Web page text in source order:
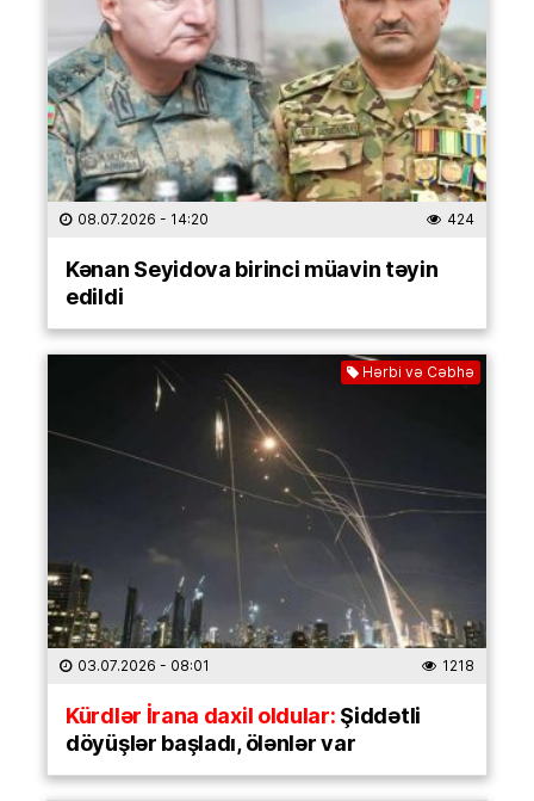
08.07.2026 - 14:20 424
Kənan Seyidova birinci müavin təyin
edildi
Hərbi və Cəbhə
03.07.2026 - 08:01 1218
Kürdlər İrana daxil oldular:Şiddətli
döyüşlər başladı, ölənlər var